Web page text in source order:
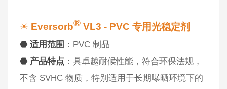
☀ Eversorb® VL3 - PVC 专用光稳定剂
⬣ 适用范围 ：PVC 制品
⬣ 产品特点 ：具卓越耐候性能，符合环保法规，
不含 SVHC 物质，特别适用于长期曝晒环境下的